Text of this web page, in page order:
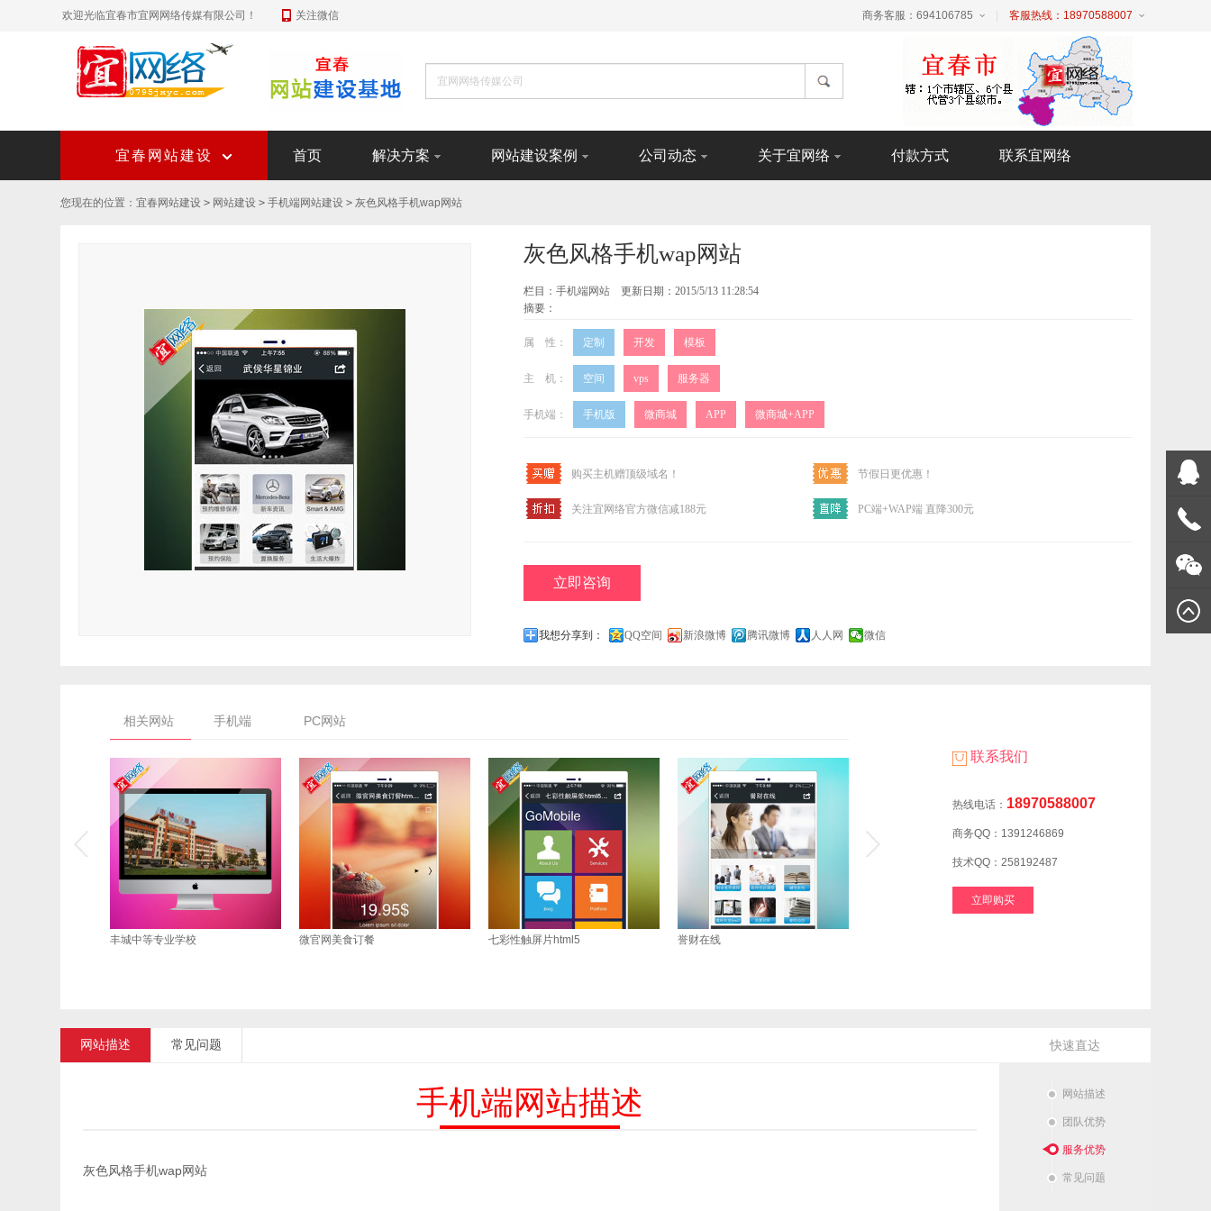
欢迎光临宜春市宜网网络传媒有限公司！ 关注微信 商务客服：694106785 客服热线：18970588007
宜春网站建设 首页 解决方案 网站建设案例 公司动态 关于宜网络 付款方式 联系宜网络
您现在的位置： 宜春网站建设 > 网站建设 > 手机端网站建设 > 灰色风格手机wap网站
灰色风格手机wap网站
栏目： 手机端网站 更新日期：2015/5/13 11:28:54
摘要：
属 性： 定制 开发 模板
主 机： 空间 vps 服务器
手机端： 手机版 微商城 APP 微商城+APP
购买主机赠顶级域名！ 节假日更优惠！
关注宜网络官方微信减188元 PC端+WAP端 直降300元
立即咨询
我想分享到： QQ空间 新浪微博 腾讯微博 人人网 微信
相关网站 手机端 PC网站
丰城中等专业学校 微官网美食订餐 七彩性触屏片html5 誉财在线
联系我们
热线电话： 18970588007
商务QQ：1391246869
技术QQ：258192487
立即购买
网站描述 常见问题 快速直达
网站描述
团队优势
服务优势
常见问题
手机端网站描述
灰色风格手机wap网站
宜网络
在线客
服